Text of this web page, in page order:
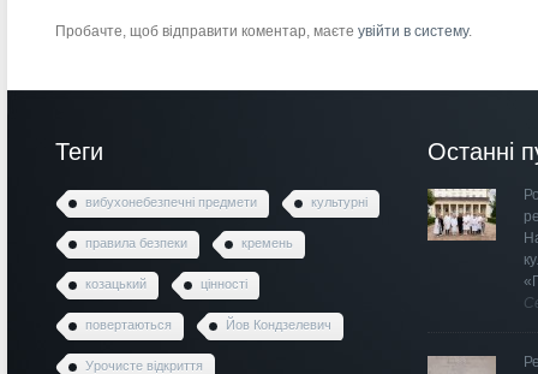
Пробачте, щоб відправити коментар, маєте увійти в систему.
Теги
вибухонебезпечні предмети культурні
правила безпеки кремень
козацький цінності
повертаються Йов Кондзелевич
Урочисте відкриття
Останні